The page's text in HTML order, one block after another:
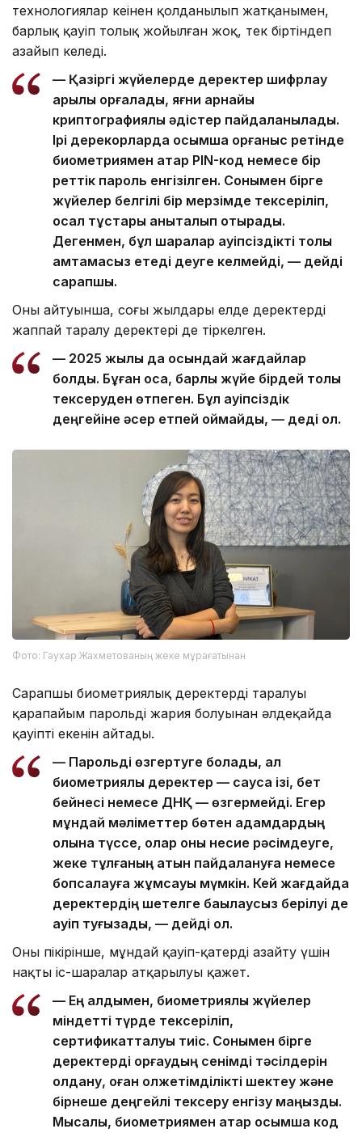
технологиялар кеңінен қолданылып жатқанымен,
барлық қауіп толық жойылған жоқ, тек біртіндеп
азайып келеді.
— Қазіргі жүйелерде деректер шифрлау
арқылы қорғалады, яғни арнайы
криптографиялық әдістер пайдаланылады.
Ірі дерекқорларда қосымша қорғаныс ретінде
биометриямен қатар PIN-код немесе бір
реттік пароль енгізілген. Сонымен бірге
жүйелер белгілі бір мерзімде тексеріліп,
осал тұстары анықталып отырады.
Дегенмен, бұл шаралар қауіпсіздікті толық
қамтамасыз етеді деуге келмейді, — дейді
сарапшы.
Оның айтуынша, соңғы жылдары елде деректердің
жаппай таралу деректері де тіркелген.
— 2025 жылы да осындай жағдайлар
болды. Бұған қоса, барлық жүйе бірдей толық
тексеруден өтпеген. Бұл қауіпсіздік
деңгейіне әсер етпей қоймайды, — деді ол.
Фото: Гаухар Жахметованың жеке мұрағатынан
Сарапшы биометриялық деректердің таралуы
қарапайым парольдің жария болуынан әлдеқайда
қауіпті екенін айтады.
— Парольді өзгертуге болады, ал
биометриялық деректер — саусақ ізі, бет
бейнесі немесе ДНҚ — өзгермейді. Егер
мұндай мәліметтер бөтен адамдардың
қолына түссе, олар оны несие рәсімдеуге,
жеке тұлғаның атын пайдалануға немесе
бопсалауға жұмсауы мүмкін. Кей жағдайда
деректердің шетелге бақылаусыз берілуі де
қауіп туғызады, — дейді ол.
Оның пікірінше, мұндай қауіп-қатерді азайту үшін
нақты іс-шаралар атқарылуы қажет.
— Ең алдымен, биометриялық жүйелер
міндетті түрде тексеріліп,
сертификатталуы тиіс. Сонымен бірге
деректерді қорғаудың сенімді тәсілдерін
қолдану, оған қолжетімділікті шектеу және
бірнеше деңгейлі тексеру енгізу маңызды.
Мысалы, биометриямен қатар қосымша код